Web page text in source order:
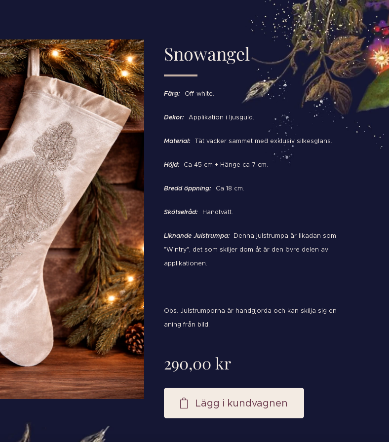
Snowangel
Färg: Off-white.
Dekor: Applikation i ljusguld.
Material: Tät vacker sammet med exklusiv silkesglans.
Höjd: Ca 45 cm + Hänge ca 7 cm.
Bredd öppning: Ca 18 cm.
Skötselråd: Handtvätt.
Liknande Julstrumpa: Denna julstrumpa är likadan som
"Wintry", det som skiljer dom åt är den övre delen av
applikationen.
Obs. Julstrumporna är handgjorda och kan skilja sig en
aning från bild.
290,00 kr
Lägg i kundvagnen